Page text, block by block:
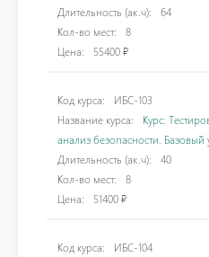
Длительность (ак.ч):
64
Кол-во мест:
8
Цена:
55400 ₽
Код курса:
ИБС-103
Название курса:
Курс:
анализ безопасности. Базовый
Длительность (ак.ч):
40
Кол-во мест:
8
Цена:
51400 ₽
Код курса:
ИБС-104